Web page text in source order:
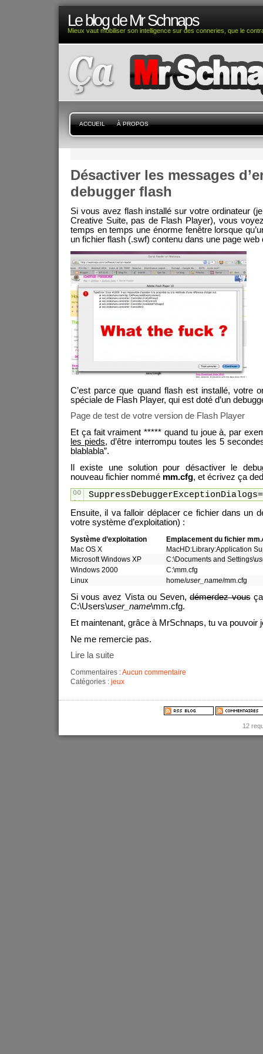
Le blog de Mr Schnaps
Mieux vaut mobiliser son intelligence sur des conneries, que le
ACCUEIL À PROPOS
Désactiver les messages
debugger flash
Si vous avez flash installé sur votre ordinateur
Creative Suite, pas de Flash Player), vous
temps en temps une énorme fenêtre lorsque
un fichier flash (.swf) contenu dans une page
C’est parce que quand flash est installé, votre
spéciale de Flash Player, qui est doté d’un
Page de test de votre version de Flash Player
Et ça fait vraiment ***** quand tu joue à, par
les pieds, d’être interrompu toutes les 5
blablabla”.
Il existe une solution pour désactiver le
nouveau fichier nommé mm.cfg, et écrivez ça
Ensuite, il va falloir déplacer ce fichier dans un
votre système d’exploitation) :
Système d’exploitation
Emplacement du fichier
Mac OS X
MacHD:Library:Application
Microsoft Windows XP
C:\Documents and Settings\
Windows 2000
C:\mm.cfg
Linux
home/user_name/mm.cfg
Si vous avez Vista ou Seven,démerdez vousça
C:\Users\user_name\mm.cfg.
Et maintenant, grâce à MrSchnaps, tu va pouvoir
Ne me remercie pas.
Lire la suite
Commentaires :Aucun commentaire
Catégories : jeux
12